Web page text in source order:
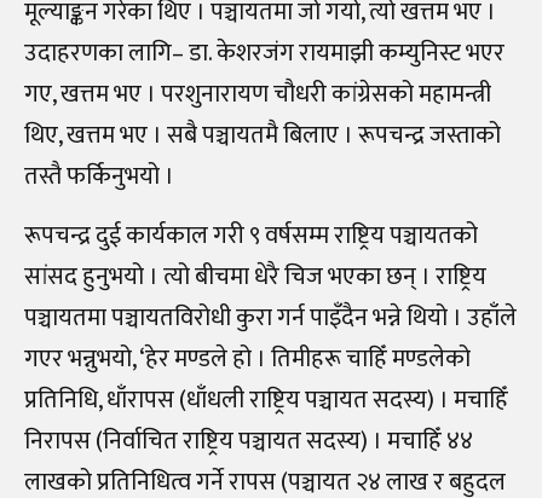
मूल्याङ्कन गरेका थिए । पञ्चायतमा जो गयो, त्यो खत्तम भए ।
उदाहरणका लागि– डा. केशरजंग रायमाझी कम्युनिस्ट भएर
गए, खत्तम भए । परशुनारायण चौधरी कांग्रेसको महामन्त्री
थिए, खत्तम भए । सबै पञ्चायतमै बिलाए । रूपचन्द्र जस्ताको
तस्तै फर्किनुभयो ।
रूपचन्द्र दुई कार्यकाल गरी ९ वर्षसम्म राष्ट्रिय पञ्चायतको
सांसद हुनुभयो । त्यो बीचमा धेरै चिज भएका छन् । राष्ट्रिय
पञ्चायतमा पञ्चायतविरोधी कुरा गर्न पाइँदैन भन्ने थियो । उहाँले
गएर भन्नुभयो, ‘हेर मण्डले हो । तिमीहरू चाहिँ मण्डलेको
प्रतिनिधि, धाँरापस (धाँधली राष्ट्रिय पञ्चायत सदस्य) । मचाहिँ
निरापस (निर्वाचित राष्ट्रिय पञ्चायत सदस्य) । मचाहिँ ४४
लाखको प्रतिनिधित्व गर्ने रापस (पञ्चायत २४ लाख र बहुदल